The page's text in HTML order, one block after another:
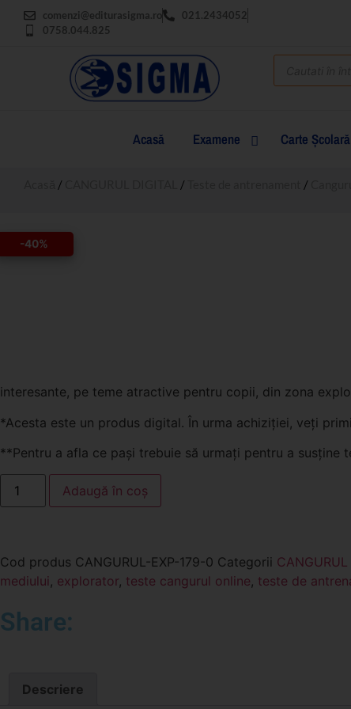
comenzi@editurasigma.ro
021.2434052
0758.044.825
Acasă Examene Carte Şcolară
/ / /
-40%
interesante, pe teme atractive pentru copii, din zona
*Acesta este un produs digital. În urma achiziției, veți
**Pentru a afla ce pași trebuie să urmați pentru a
Adaugă în coș
Cod produs CANGURUL-EXP-179-0 Categorii CANGURUL
mediului, explorator, teste cangurul online, teste de
Share:
Descriere